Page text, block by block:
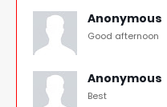
Anonymous
Good afternoon
Anonymous
Best